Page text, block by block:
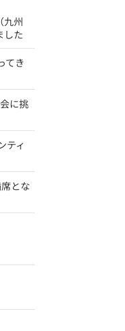
九州
した
てき
に挑
ティ
とな